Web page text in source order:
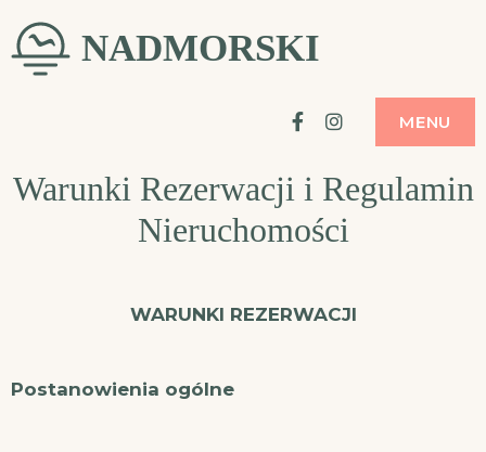
Skip
to
NADMORSKI
FacebookInstagram
MENU
Warunki Rezerwacji i Regulamin
Nieruchomości
WARUNKI REZERWACJI
Postanowienia ogólne